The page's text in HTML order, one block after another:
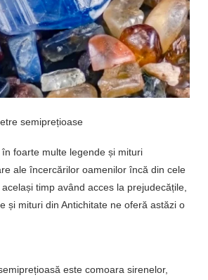
semiprețioase
foarte multe legende și mituri
ale încercărilor oamenilor încă din cele
timp având acces la prejudecățile,
și mituri din Antichitate ne oferă astăzi o
este comoara sirenelor,